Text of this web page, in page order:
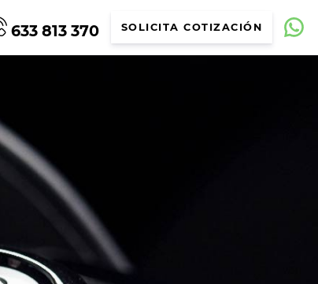
633 813 370 SOLICITA COTIZACIÓN